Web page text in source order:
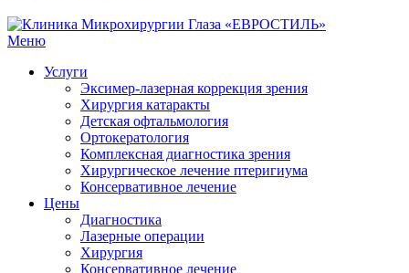
Меню
Услуги
Эксимер-лазерная коррекция зрения
Хирургия катаракты
Детская офтальмология
Ортокератология
Комплексная диагностика зрения
Хирургическое лечение птеригиума
Консервативное лечение
Цены
Диагностика
Лазерные операции
Хирургия
Консервативное лечение